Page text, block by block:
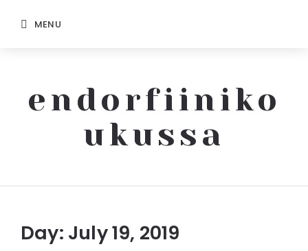
MENU
endorfiiniko
ukussa
Day: July 19, 2019